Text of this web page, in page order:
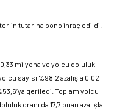
tutarına bono ihraç edildi.
0,33 milyona ve yolcu doluluk
sayısı %98,2 azalışla 0,02
geriledi. Toplam yolcu
oranı da 17,7 puan azalışla